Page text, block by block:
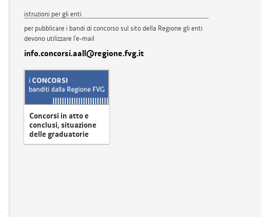
istruzioni per gli enti
per pubblicare i bandi di concorso sul sito della Regione gli enti
devono utilizzare l'e-mail
info.concorsi.aall@regione.fvg.it
Concorsi in atto e
conclusi, situazione
delle graduatorie